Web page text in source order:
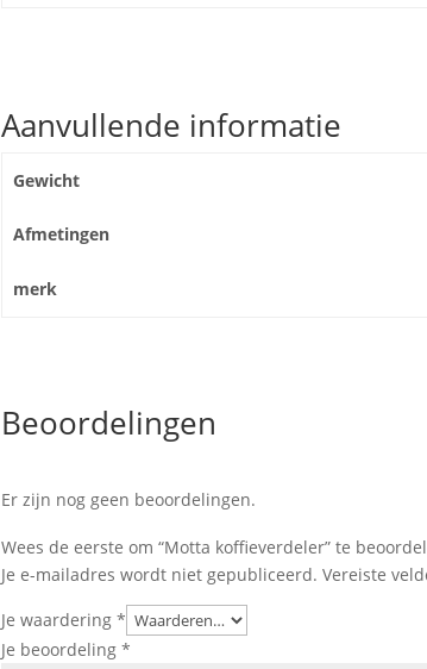
Aanvullende informatie
Gewicht
Afmetingen
merk
Beoordelingen
Er zijn nog geen beoordelingen.
Wees de eerste om “Motta koffieverdeler” te
Je e-mailadres wordt niet gepubliceerd. Vereiste
Je waardering*
Je beoordeling*